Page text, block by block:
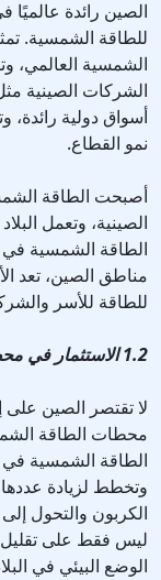
الصين رائدة عالميًا
الشمسية العالمي،
أسواق دولية رائدة،
نمو القطاع.
أصبحت الطاقة
الصينية، وتعمل
الطاقة الشمسية
مناطق الصين، تعد
للطاقة للأسر
1.2 الاستثمار في محطات الطاقة الشمسية
لا تقتصر الصين على
محطات الطاقة
وتخطط لزيادة
الكربون والتحول
ليس فقط على تقليل
الوضع البيئي في